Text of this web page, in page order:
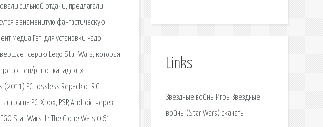
сильной отдачи, предлагали
в знаменитую фантастическую
Медиа Гет. для установки надо
серию Lego Star Wars, которая
экшен/рпг от канадских
PC Lossless Repack от R.G.
игры на PC, Xbox, PSP, Android через
Star Wars III: The Clone Wars 0.61.
Links
Звездные войны Игры Звездные
войны (Star Wars) скачать.